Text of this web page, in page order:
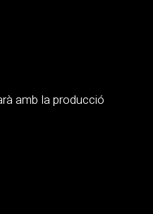
amb la producció